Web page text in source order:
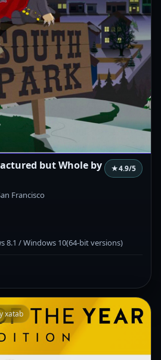
but Whole by
★4.9/5
Francisco
8.1 / Windows 10(64-bit versions)
xatab